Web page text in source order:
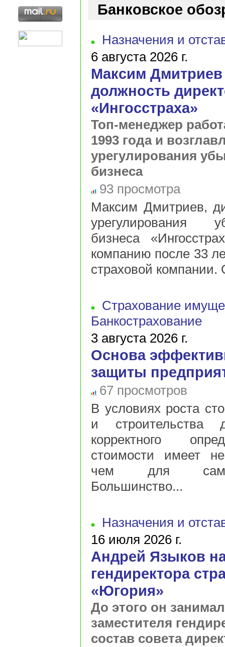
Банковское
Назначения и
6 августа 2026 г.
Максим
должность
«Ингосстраха»
Топ-менеджер
1993 года и
урегулирования
бизнеса
93 просмотра
Максим Дмитриев,
урегулирования
бизнеса
компанию после 33
страховой
Страхование
Банкострахование
3 августа 2026 г.
Основа
защиты
67 просмотров
В условиях роста
и строительства
корректного
стоимости имеет
чем для
Большинство...
Назначения и
16 июля 2026 г.
Андрей Языков
гендиректора
«Югория»
До этого он
заместителя
состав совета